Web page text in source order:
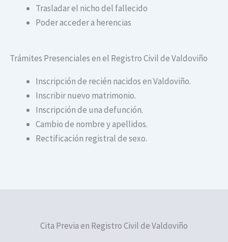
Trasladar el nicho del fallecido
Poder acceder a herencias
Trámites Presenciales en el Registro Civil de Valdoviño
Inscripción de recién nacidos en Valdoviño.
Inscribir nuevo matrimonio.
Inscripción de una defunción.
Cambio de nombre y apellidos.
Rectificación registral de sexo.
Cita Previa en Registro Civil de Valdoviño